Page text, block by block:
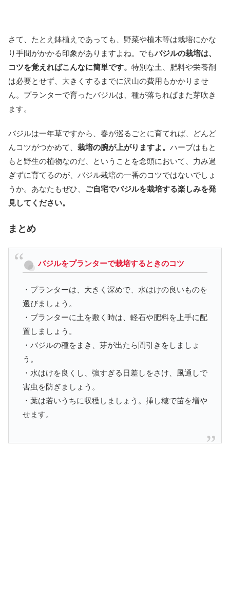
さて、たとえ鉢植えであっても、野菜や植木等は栽培にかな
り手間がかかる印象がありますよね。でもバジルの栽培は、
コツを覚えればこんなに簡単です。 特別な土、肥料や栄養剤
は必要とせず、大きくするまでに沢山の費用もかかりませ
ん。プランターで育ったバジルは、種が落ちればまた芽吹き
ます。
バジルは一年草ですから、春が巡るごとに育てれば、どんど
んコツがつかめて、 栽培の腕が上がりますよ。 ハーブはもと
もと野生の植物なのだ、ということを念頭において、力み過
ぎずに育てるのが、バジル栽培の一番のコツではないでしょ
うか。あなたもぜひ、 ご自宅でバジルを栽培する楽しみを発
見してください。
まとめ
バジルをプランターで栽培するときのコツ
・プランターは、大きく深めで、水はけの良いものを
選びましょう。
・プランターに土を敷く時は、軽石や肥料を上手に配
置しましょう。
・バジルの種をまき、芽が出たら間引きをしましょ
う。
・水はけを良くし、強すぎる日差しをさけ、風通しで
害虫を防ぎましょう。
・葉は若いうちに収穫しましょう。挿し穂で苗を増や
せます。